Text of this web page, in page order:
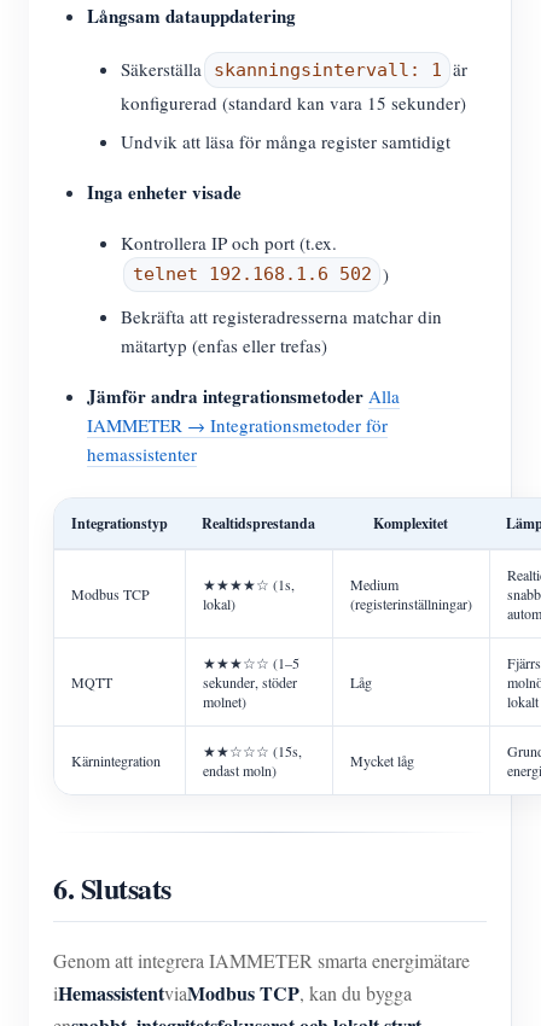
Långsam datauppdatering
Säkerställa skanningsintervall: 1 är
konfigurerad (standard kan vara 15 sekunder)
Undvik att läsa för många register samtidigt
Inga enheter visade
Kontrollera IP och port (t.ex.
telnet 192.168.1.6 502 )
Bekräfta att registeradresserna matchar din
mätartyp (enfas eller trefas)
Jämför andra integrationsmetoder Alla
IAMMETER → Integrationsmetoder för
hemassistenter
Integrationstyp Realtidsprestanda Komplexitet
Modbus TCP
★★★★☆ (1s,
lokal)
Medium
(registerinställningar)
MQTT
★★★☆☆ (1–5
sekunder, stöder
molnet)
Låg
Kärnintegration
★★☆☆☆ (15s,
endast moln)
Mycket låg
6. Slutsats
Genom att integrera IAMMETER smarta energimätare
iHemassistentviaModbus TCP, kan du bygga